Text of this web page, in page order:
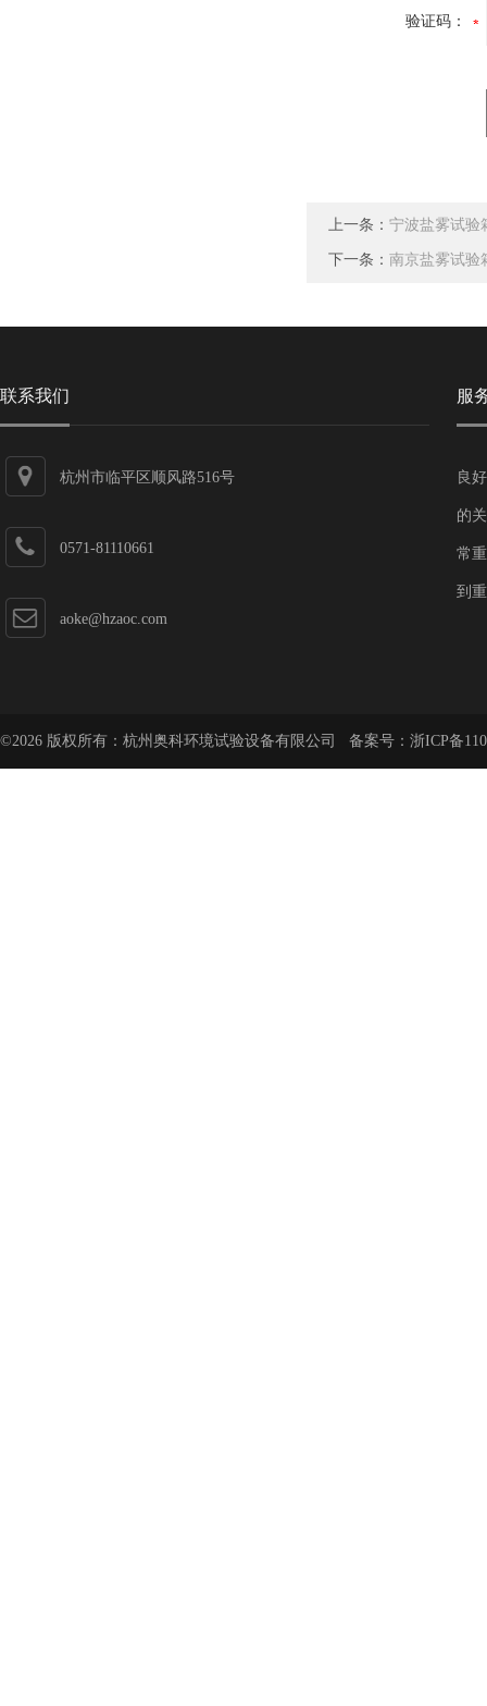
验证码：
上一条： 宁波盐雾试验
下一条： 南京盐雾试验
联系我们
杭州市临平区顺风路516号
0571-81110661
aoke@hzaoc.com
服
良
的
常
到
©2026 版权所有：杭州奥科环境试验设备有限公司 备案号： 浙ICP备